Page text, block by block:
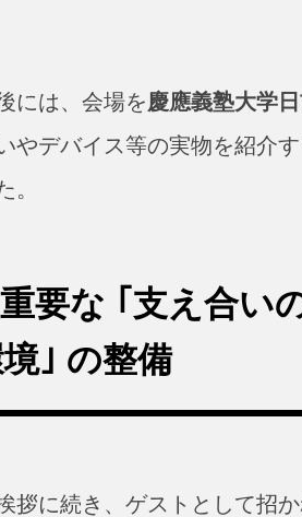
には、会場を慶應義塾大学
やデバイス等の実物を紹介
。
要な ｢支え合い
｣ の整備
拶に続き、ゲストとして招